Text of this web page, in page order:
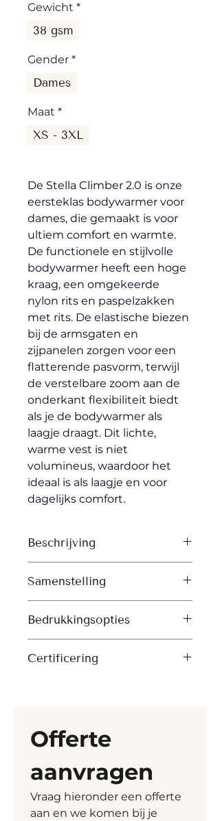
Gewicht *
38 gsm
Gender *
Dames
Maat *
XS - 3XL
De Stella Climber 2.0 is onze
eersteklas bodywarmer voor
dames, die gemaakt is voor
ultiem comfort en warmte.
De functionele en stijlvolle
bodywarmer heeft een hoge
kraag, een omgekeerde
nylon rits en paspelzakken
met rits. De elastische biezen
bij de armsgaten en
zijpanelen zorgen voor een
flatterende pasvorm, terwijl
de verstelbare zoom aan de
onderkant flexibiliteit biedt
als je de bodywarmer als
laagje draagt. Dit lichte,
warme vest is niet
volumineus, waardoor het
ideaal is als laagje en voor
dagelijks comfort.
Beschrijving
Omgekeerde nylon rits
middenvoor
Paspelzakken met rits en
grosgrain trekkers
Gerecycled elastisch
biesband langs armsgaten
elastisch koord en plastic
stoppers
Volledig gewatteerd
Binnennaden afgewerkt met
gerecycled biesband
Samenstelling
nylon recycled, Durable
water repellent, Fluorine-free
DWR
Bedrukkingsopties
Borduren
Certificering
Offerte
aanvragen
Vraag hieronder een offerte
aan en we komen bij je